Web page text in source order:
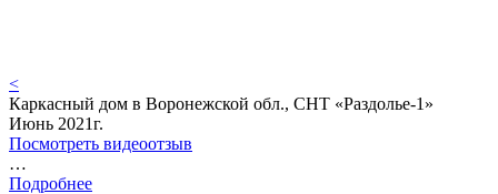
<
Каркасный дом в Воронежской обл., СНТ «Раздолье-1»
Июнь 2021г.
Посмотреть видеоотзыв
…
Подробнее